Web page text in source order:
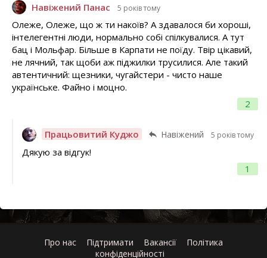
Навіжений Панас 5 років тому
2
Олеже, Олеже, що ж ти накоїв? А здавалося би хороші,
інтелегентні люди, нормально собі спілкувалися. А тут
бац і Мольфар. Більше в Карпати не поїду. Твір цікавий,
не лячний, так щоби аж піджилки трусилися. Але такий
автентичний: щезники, чугайстери - чисто наше
українське. Файно і моцно.
Працьовитий Куджо Навіжений 5 років тому
1
Дякую за відгук!
Про нас Підтримати Вакансії
Політика
конфіденційності